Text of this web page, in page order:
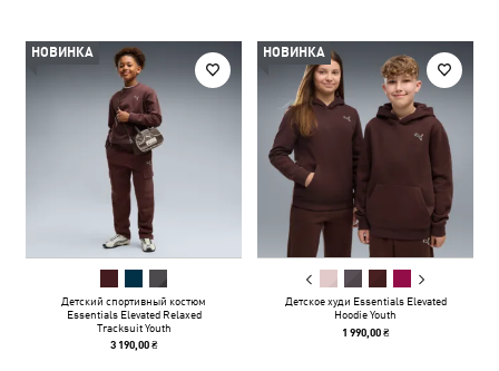
НОВИНКА
Детский спортивный костюм
Essentials Elevated Relaxed
Tracksuit Youth
3 190,00 ₴
НОВИНКА
Детское худи Essentials Elevated
Hoodie Youth
1 990,00 ₴